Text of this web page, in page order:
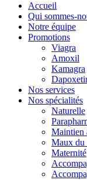
Accueil
Qui sommes-
Notre équipe
Promotions
Viagra
Amoxil
Kamagra
Nos services
Nos spécialités
Naturelle
Maintien
Maux du
Maternité